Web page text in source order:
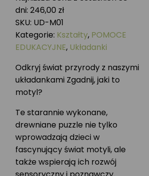
TO
MOTYL?
dni: 246,00 zł
SKU: UD-M01
Kategorie: Kształty, POMOCE
EDUKACYJNE, Układanki
Odkryj świat przyrody z naszymi
układankami Zgadnij, jaki to
motyl?
Te starannie wykonane,
drewniane puzzle nie tylko
wprowadzają dzieci w
fascynujący świat motyli, ale
także wspierają ich rozwój